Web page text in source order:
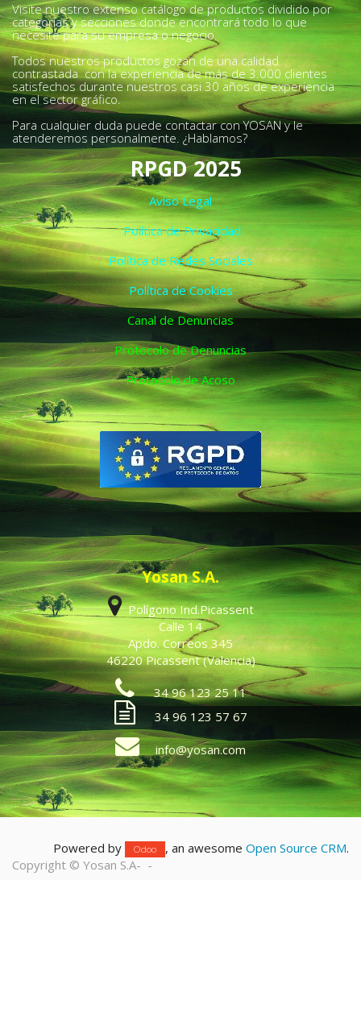
Visite nuestro extenso catálogo de productos dividido por
categorías y secciones donde encontrará todo lo que
necesite para su empresa o negocio.
Todos nuestros productos gozan de una calidad
contrastada con la experiencia de más de 3.000 clientes
satisfechos durante nuestros casi 30 años de experiencia
en el sector gráfico.
Para cualquier duda puede contactar con YOSAN y le
atenderemos personalmente. ¿Hablamos?
RPGD 2025
Aviso Legal
Política de Privacidad
Política de Redes Sociales
Política de Cookies
Canal de Denuncias
Protocolo de Denuncias
Protocolo de Acoso
Yosan S.A.
Polígono Ind.Picassent
Calle 14
Apdo. Correos 345
46220 Picassent (Valencia)
34 96 123 25 11
34 96 123 57 67
info@yosan.com
Powered by Odoo , an awesome Open Source CRM.
Copyright © Yosan S.A- -